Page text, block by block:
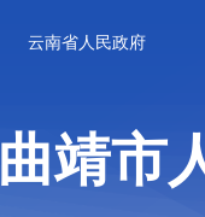
云南省人民政府
曲靖市